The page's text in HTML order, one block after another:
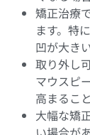
矯正治療
ます。特
凹が大き
取り外し
マウスピ
高まるこ
大幅な矯